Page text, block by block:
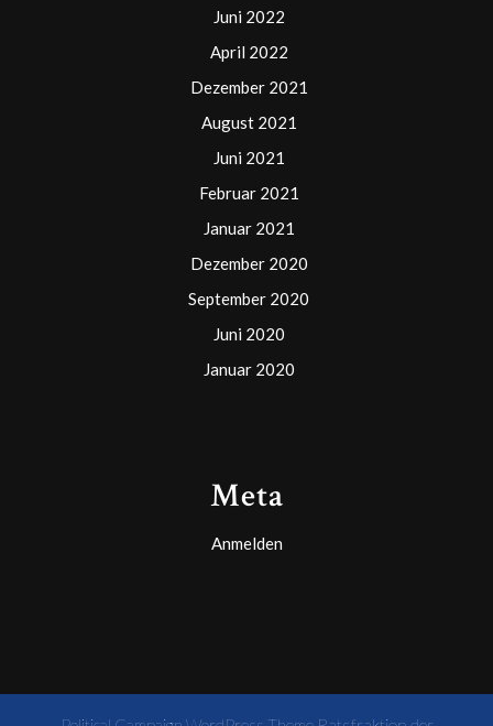
Juni 2022
April 2022
Dezember 2021
August 2021
Juni 2021
Februar 2021
Januar 2021
Dezember 2020
September 2020
Juni 2020
Januar 2020
Meta
Anmelden